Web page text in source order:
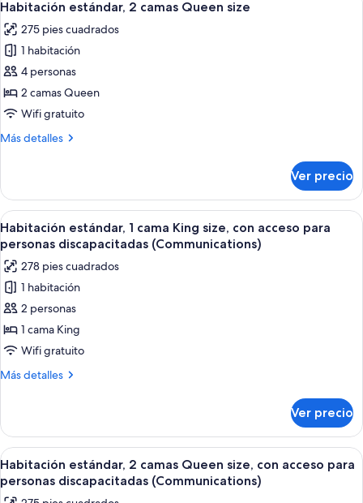
cama
size
todas
las
fotos
de
Habitación
estándar,
camas
11
Habitación estándar, 2 camas Queen size
275 pies cuadrados
1 habitación
4 personas
2 camas Queen
Wifi gratuito
Más detalles
Más
estándar,
camas
Queen
size
Ver precio
Abrir
todas
las
fotos
de
Habitación
estándar,
1
cama
con
acceso
para
personas
discapacitadas
Habitación de hotel con una cama
11
Habitación estándar, 1 cama King size, con acceso para
personas discapacitadas (Communications)
278 pies cuadrados
1 habitación
2 personas
1 cama King
Wifi gratuito
Más detalles
Más
estándar,
cama
King
size,
Ver precio
Abrir
todas
las
Habitación de hotel con dos camas,
10
Habitación estándar, 2 camas Queen size, con acceso para
personas discapacitadas (Communications)